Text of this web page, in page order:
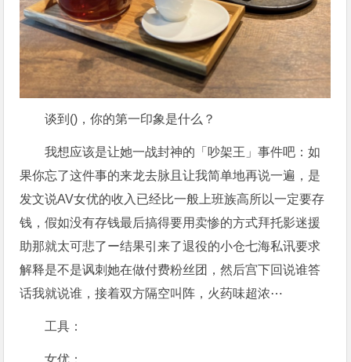
谈到()，你的第一印象是什么？
我想应该是让她一战封神的「吵架王」事件吧：如
果你忘了这件事的来龙去脉且让我简单地再说一遍，是
发文说AV女优的收入已经比一般上班族高所以一定要存
钱，假如没有存钱最后搞得要用卖惨的方式拜托影迷援
助那就太可悲了ー结果引来了退役的小仓七海私讯要求
解释是不是讽刺她在做付费粉丝团，然后宫下回说谁答
话我就说谁，接着双方隔空叫阵，火药味超浓⋯
工具：